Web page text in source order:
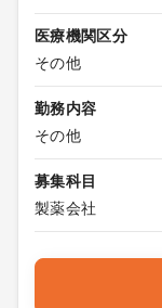
医療機関区分
その他
勤務内容
その他
募集科目
製薬会社